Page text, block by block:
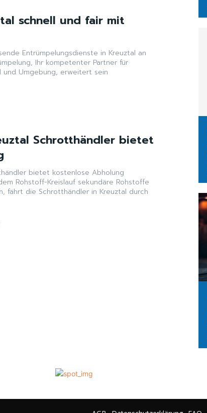
schnell und fair mit
Entrümpelungsdienste in Kreuztal an
Ihr kompetenter Partner für
und Umgebung, erweitert sein
Schrotthändler bietet
bietet kostenlose Abholung
Rohstoff-Kreislauf sekundäre Rohstoffe
fährt die Schrotthändler in Kreuztal durch